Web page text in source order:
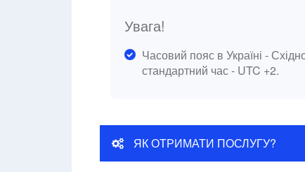
Увага!
Часовий пояс в Україні -
стандартний час - UTC +2.
ЯК ОТРИМАТИ ПОСЛУГУ?